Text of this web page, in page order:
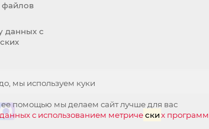
мы используем куки
помощью мы делаем сайт лучше для вас
с использованием метрически х программ
файлов
данных с